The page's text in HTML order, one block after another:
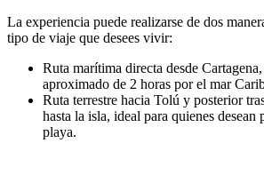
La experiencia puede realizarse de dos
tipo de viaje que desees vivir:
Ruta marítima directa desde
aproximado de 2 horas por el mar
Ruta terrestre hacia Tolú y posterior
hasta la isla, ideal para quienes desean
playa.